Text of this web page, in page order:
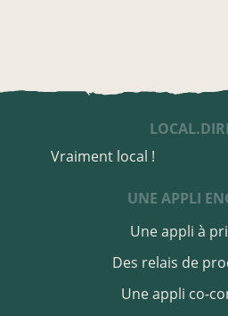
Vraiment local !
UNE APPLI
Une appli à
Des relais de
Une appli co-